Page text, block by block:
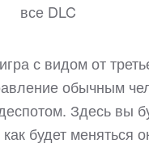
все DLC
с видом от
обычным
Здесь вы
будет